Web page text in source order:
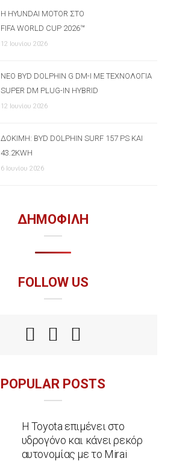
Η HYUNDAI MOTOR ΣΤΟ
FIFA WORLD CUP 2026™
12 Ιουνίου 2026
ΝΈΟ BYD DOLPHIN G DM-I ΜΕ ΤΕΧΝΟΛΟΓΊΑ
SUPER DM PLUG-IN HYBRID
12 Ιουνίου 2026
ΔΟΚΙΜΉ: BYD DOLPHIN SURF 157 PS ΚΑΙ
43.2KWH
6 Ιουνίου 2026
ΔΗΜΟΦΙΛΗ
FOLLOW US
POPULAR POSTS
Η Toyota επιμένει στο
υδρογόνο και κάνει ρεκόρ
αυτονομίας με το Mirai